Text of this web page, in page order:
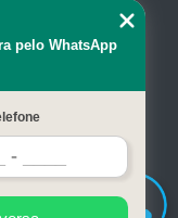
pelo WhatsApp